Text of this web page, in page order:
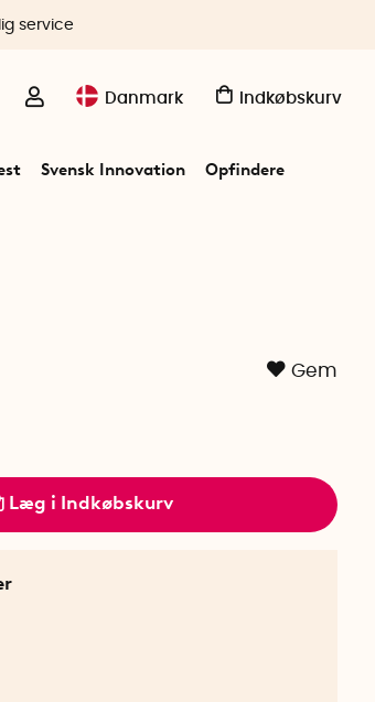
Danmark Indkøbskurv
Svensk Innovation Opfindere
service
Gem
Læg i Indkøbskurv